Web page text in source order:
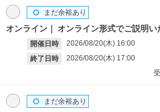
オンライン オンライン形式でご説明い
開催日時 2026/08/20(木) 16:00
終了日時
2026/08/20(木) 17:00
まだ余裕あり
まだ余裕あり